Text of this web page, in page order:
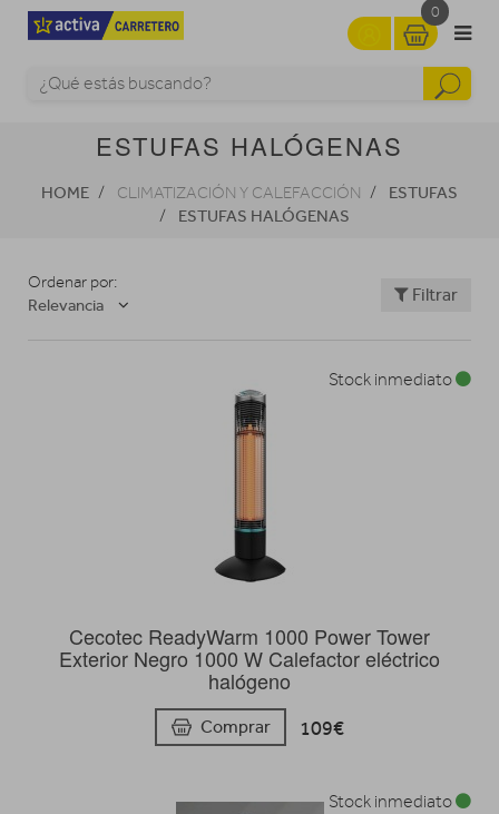
0
ESTUFAS HALÓGENAS
HOME CLIMATIZACIÓN Y CALEFACCIÓN
ESTUFAS
ESTUFAS HALÓGENAS
Ordenar por:
Relevancia
Filtrar
Cecotec ReadyWarm 1000 Power Tower
Exterior Negro 1000 W Calefactor eléctrico
halógeno
Comprar 109€
Stock inmediato
Stock inmediato